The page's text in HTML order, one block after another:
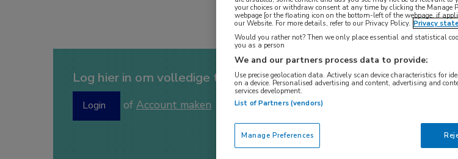
Log hier in om volledige toegang te krijgen.
Login of Account maken
your choices or withdraw consent at any time by clicking the Manage
webpage [or the floating icon on the bottom-left of the webpage, if
our Website. For more details, refer to our Privacy Policy. Privacy
Would you rather not? Then we only place essential and statistical
you as a person
We and our partners process data to provide:
Use precise geolocation data. Actively scan device characteristics for
on a device. Personalised advertising and content, advertising and
services development.
List of Partners (vendors)
Manage Preferences